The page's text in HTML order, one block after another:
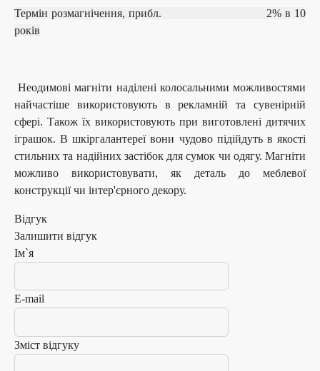
Термін розмагнічення, прибл.
2% в 10
років
Неодимові магніти наділені колосальними можливостями
найчастіше використовують в рекламній та сувенірній
сфері. Також їх використовують при виготовлені дитячих
іграшок. В шкіргалантереї вони чудово підійдуть в якості
стильних та надійних застібок для сумок чи одягу. Магніти
можливо використовувати, як деталь до меблевої
конструкції чи інтер'єрного декору.
Відгук
Залишити відгук
Ім`я
E-mail
Зміст відгуку